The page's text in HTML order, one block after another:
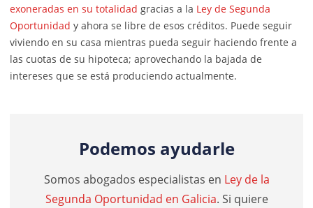
exoneradas en su totalidad gracias a la Ley de Segunda
Oportunidad y ahora se libre de esos créditos. Puede seguir
viviendo en su casa mientras pueda seguir haciendo frente a
las cuotas de su hipoteca; aprovechando la bajada de
intereses que se está produciendo actualmente.
Podemos ayudarle
Somos abogados especialistas en Ley de la
Segunda Oportunidad en Galicia. Si quiere